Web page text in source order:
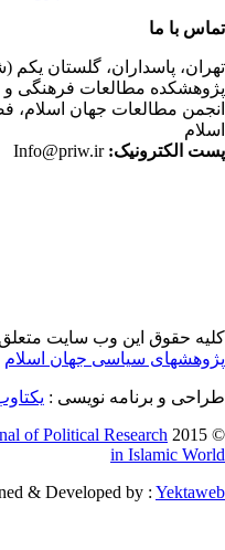
با ما
مطالعات فرهنگی و
مطالعات جهان اسلام،
الکترونیک:Info@priw.ir
حقوق این وب سایت متعلق
سیاسی جهان اسلام
و برنامه نویسی :
©
of Political Research
in Islamic
& Developed by :